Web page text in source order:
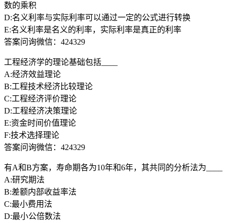
数的乘积
D:名义利率与实际利率可以通过一定的公式进行转换
E:名义利率是名义的利率，实际利率是真正的利率
答案问询微信：424329
工程经济学的理论基础包括____
A:经济效益理论
B:工程技术经济比较理论
C:工程经济评价理论
D:工程经济决策理论
E:资金时间价值理论
F:技术选择理论
答案问询微信：424329
有A和B方案，寿命期各为10年和6年，其共同的分析法为____
A:研究期法
B:差额内部收益率法
C:最小费用法
D:最小公倍数法